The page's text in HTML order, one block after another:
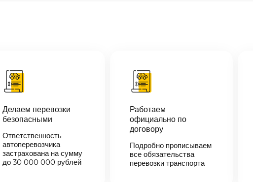
Делаем перевозки
безопасными
Ответственность
автоперевозчика
застрахована на сумму
до 30 000 000 рублей
Работаем
официально по
договору
Подробно прописываем
все обязательства
перевозки транспорта